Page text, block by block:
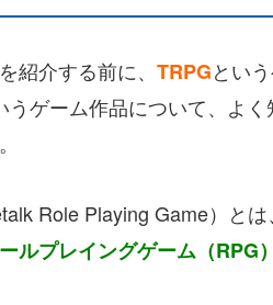
紹介する前に、 TRPGとい
うゲーム作品について、よ
Role Playing Game）とは、
ルプレイングゲーム（RPG）